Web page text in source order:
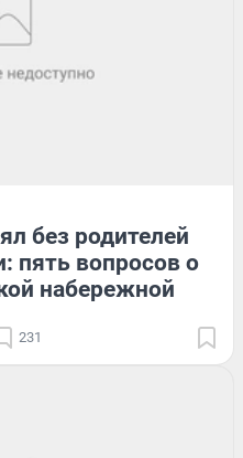
без родителей
пять вопросов о
набережной
231